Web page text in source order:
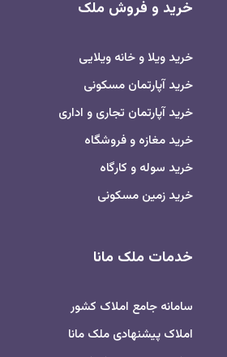
خرید و فروش ملک
خرید ویلا و خانه ویلایی
خرید آپارتمان مسکونی
خرید آپارتمان تجاری و اداری
خرید مغازه و فروشگاه
خرید سوله و کارگاه
خرید زمین مسکونی
خدمات ملک مانا
سامانه جامع املاک کشور
املاک پیشنهادی ملک مانا